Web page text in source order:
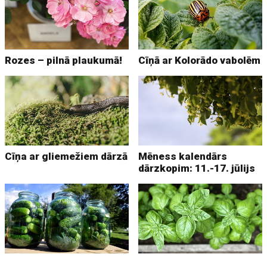
Rozes – pilnā plaukumā! Cīņā ar Kolorādo vabolēm
Cīņa ar gliemežiem dārzā
Mēness kalendārs
dārzkopim: 11.-17. jūlijs